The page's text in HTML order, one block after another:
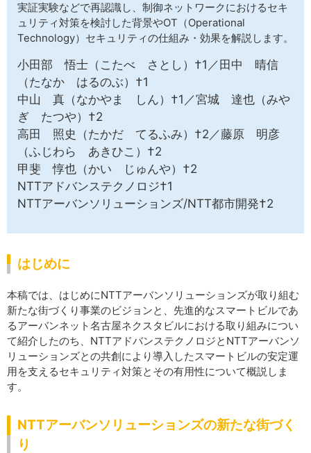
実証実験などで再認識し、制御ネットワークにおけるセキ
ュリティ対策を検討した背景やOT（Operational
Technology）セキュリティの仕組み・効果を解説します。
小田部 悟士（こたべ さとし）†1／田中 晴信
（たなか はるのぶ）†1
中山 真（なかやま しん）†1／宮城 達也（みや
ぎ たつや）†2
高田 照史（たかだ てるふみ）†2／藤原 明彦
（ふじわら あきひこ）†2
甲斐 惇也（かい じゅんや）†2
NTTアドバンステクノロジ†1
NTTアーバンソリューションズ/NTT都市開発†2
はじめに
本稿では、はじめにNTTアーバンソリューションズが取り組む
新たな街づくり事業のビジョンと、先進的なスマートビルであ
るアーバンネット名古屋ネクスタビルにおける取り組みについ
て紹介したのち、NTTアドバンステクノロジとNTTアーバンソ
リューションズとの共創により導入したスマートビルの安定運
用を支えるセキュリティ対策とその有用性について概説しま
す。
NTTアーバンソリューションズの新たな街づく
り